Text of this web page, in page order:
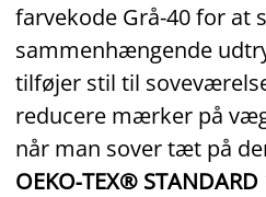
farvekode Grå‑40 for at
sammenhængende
tilføjer stil til
reducere mærker på
når man sover tæt på
OEKO‑TEX® STANDARD